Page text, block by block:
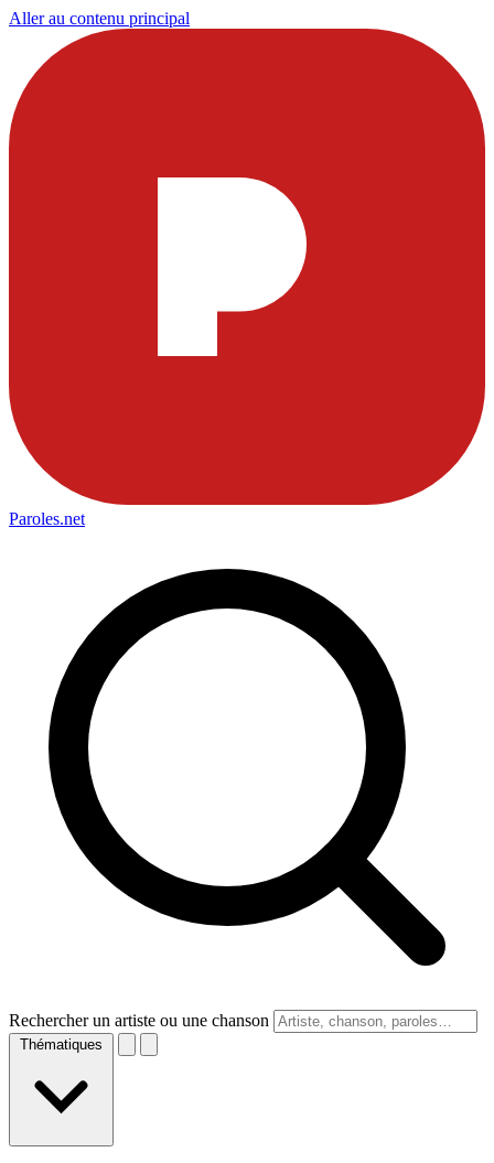
Aller au contenu principal
Paroles.net
Rechercher un artiste ou une chanson
Thématiques